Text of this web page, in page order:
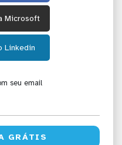
Microsoft
Linkedin
seu email